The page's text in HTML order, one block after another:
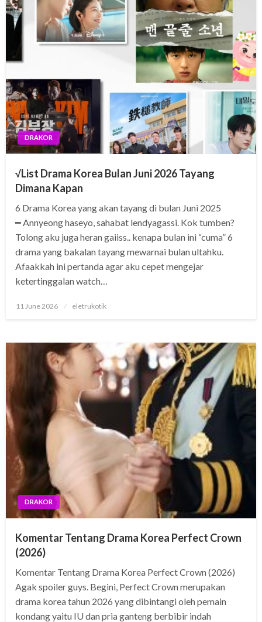
DRAKOR
√List Drama Korea Bulan Juni 2026 Tayang
Dimana Kapan
6 Drama Korea yang akan tayang di bulan Juni 2025
━ Annyeong haseyo, sahabat lendyagassi. Kok tumben?
Tolong aku juga heran gaiiss.. kenapa bulan ini “cuma” 6
drama yang bakalan tayang mewarnai bulan ultahku.
Afaakkah ini pertanda agar aku cepet mengejar
ketertinggalan watch…
Posted
11 June 2026 eletrukotik
DRAKOR
Komentar Tentang Drama Korea Perfect Crown
(2026)
Komentar Tentang Drama Korea Perfect Crown (2026)
Agak spoiler guys. Begini, Perfect Crown merupakan
drama korea tahun 2026 yang dibintangi oleh pemain
kondang yaitu IU dan pria ganteng berbibir indah